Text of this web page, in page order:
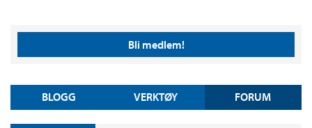
Bli medlem!
BLOGG VERKTØY FORUM